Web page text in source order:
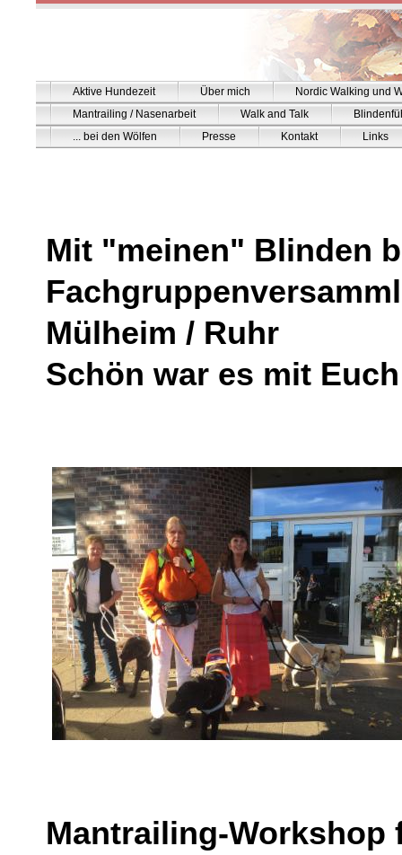
Aktive Hundezeit Über mich
Nordic Walking und
Mantrailing / Nasenarbeit
Walk and Talk
... bei den Wölfen
Presse Kontakt Links
Mit "meinen" Blinden
Mülheim / Ruhr
Schön war es mit
Mantrailing-Workshop